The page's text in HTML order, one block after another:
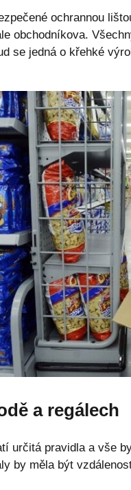
ochrannou
obchodníkova.
se jedná o křehké
a regálech
určitá pravidla a vše
by měla být